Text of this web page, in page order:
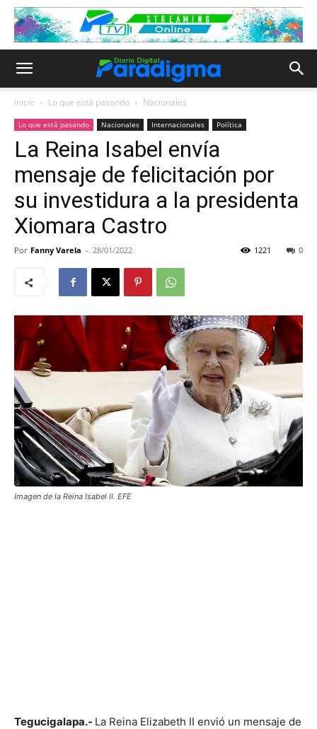
Inicio Lo que está pasando Nacionales
Lo que está pasando Nacionales Internacionales Política
La Reina Isabel envía
mensaje de felicitación por
su investidura a la presidenta
Xiomara Castro
Por Fanny Varela - 28/01/2022 0
1221
Imagen de la Reina Isabel II. EFE
Tegucigalapa.- La Reina Elizabeth II envió un mensaje de